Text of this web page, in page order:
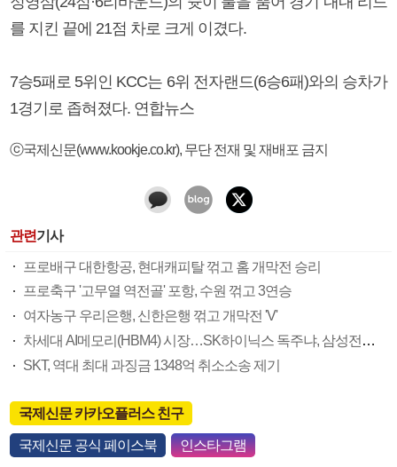
를 지킨 끝에 21점 차로 크게 이겼다.
7승5패로 5위인 KCC는 6위 전자랜드(6승6패)와의 승차가
1경기로 좁혀졌다. 연합뉴스
ⓒ국제신문(www.kookje.co.kr), 무단 전재 및 재배포 금지
관련기사
프로배구 대한항공, 현대캐피탈 꺾고 홈 개막전 승리
프로축구 '고무열 역전골' 포항, 수원 꺾고 3연승
여자농구 우리은행, 신한은행 꺾고 개막전 'V'
차세대 AI메모리(HBM4) 시장…SK하이닉스 독주냐, 삼성전자 뒤집기냐
SKT, 역대 최대 과징금 1348억 취소소송 제기
국제신문 카카오플러스 친구
국제신문 공식 페이스북 인스타그램